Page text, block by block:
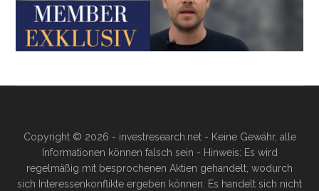
Copyright © 2026 - investresearch.net - Keine Gewähr, alle
Informationen können falsch sein - Hinweis: Es wird
regelmäßig mit besprochenen Aktien gehandelt, wodurch
sich Interessenkonflikte ergeben können. Es handelt sich nicht